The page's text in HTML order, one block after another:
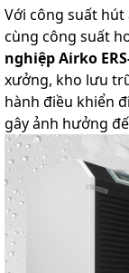
Với công suất
cùng công suất
nghiệp Airko
xưởng, kho lưu
hành điều khiển
gây ảnh hưởng